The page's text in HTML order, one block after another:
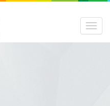
MENU